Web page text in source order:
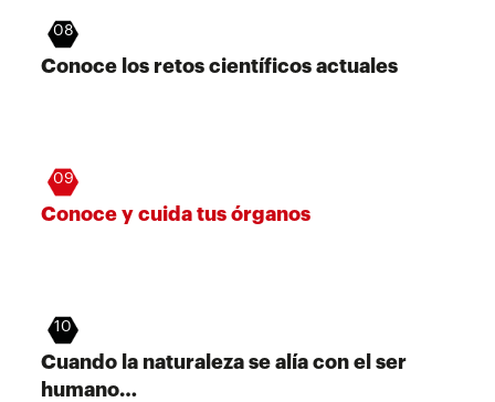
08
Conoce los retos científicos actuales
09
Conoce y cuida tus órganos
10
Cuando la naturaleza se alía con el ser
humano…